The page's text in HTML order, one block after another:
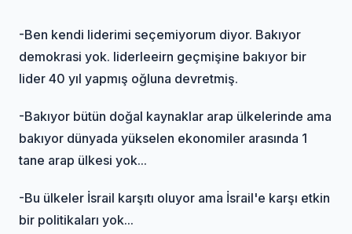
-Ben kendi liderimi seçemiyorum diyor. Bakıyor
demokrasi yok. liderleeirn geçmişine bakıyor bir
lider 40 yıl yapmış oğluna devretmiş.
-Bakıyor bütün doğal kaynaklar arap ülkelerinde ama
bakıyor dünyada yükselen ekonomiler arasında 1
tane arap ülkesi yok...
-Bu ülkeler İsrail karşıtı oluyor ama İsrail'e karşı etkin
bir politikaları yok...